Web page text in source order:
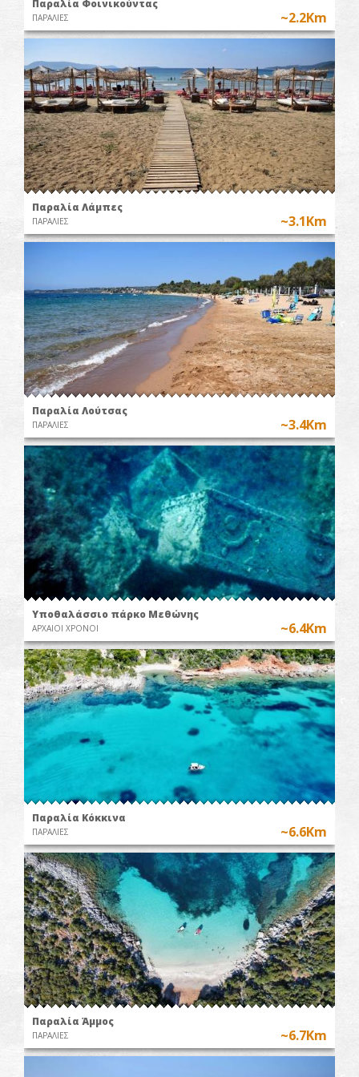
Παραλία Φοινικούντας
ΠΑΡΑΛΙΕΣ ~2.2Km
Παραλία Λάμπες
ΠΑΡΑΛΙΕΣ ~3.1Km
Παραλία Λούτσας
ΠΑΡΑΛΙΕΣ ~3.4Km
Υποθαλάσσιο πάρκο Μεθώνης
ΑΡΧΑΙΟΙ ΧΡΟΝΟΙ ~6.4Km
Παραλία Κόκκινα
ΠΑΡΑΛΙΕΣ ~6.6Km
Παραλία Άμμος
ΠΑΡΑΛΙΕΣ ~6.7Km